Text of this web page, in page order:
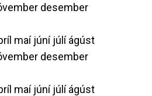
desember
maí júní júlíágúst
desember
maí júní júlíágúst